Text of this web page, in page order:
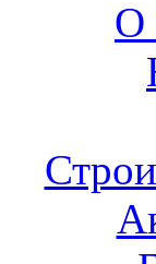
О